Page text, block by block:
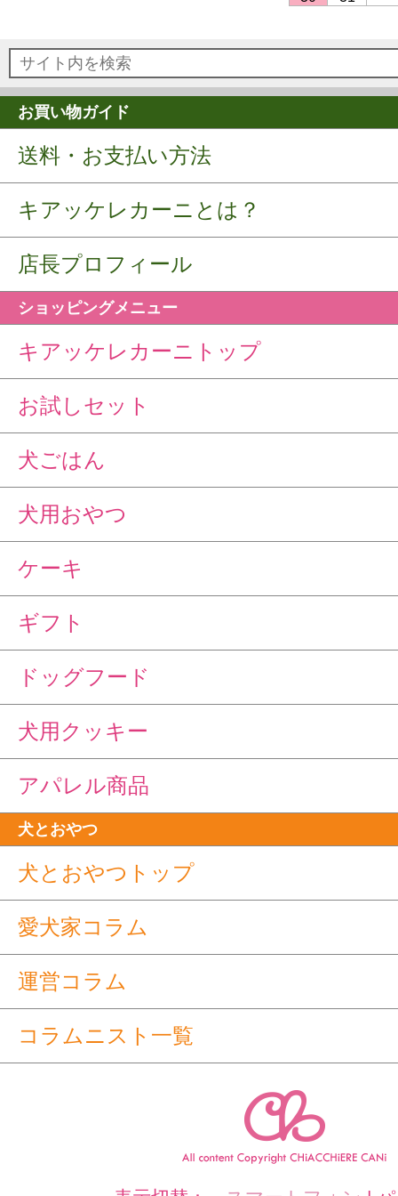
お買い物ガイド
送料・お支払い方法
キアッケレカーニとは？
店長プロフィール
ショッピングメニュー
キアッケレカーニトップ
お試しセット
犬ごはん
犬用おやつ
ケーキ
ギフト
ドッグフード
犬用クッキー
アパレル商品
犬とおやつ
犬とおやつトップ
愛犬家コラム
運営コラム
コラムニスト一覧